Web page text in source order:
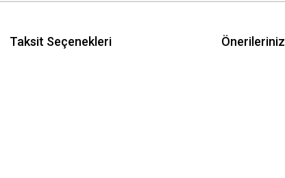
Taksit Seçenekleri Önerileriniz